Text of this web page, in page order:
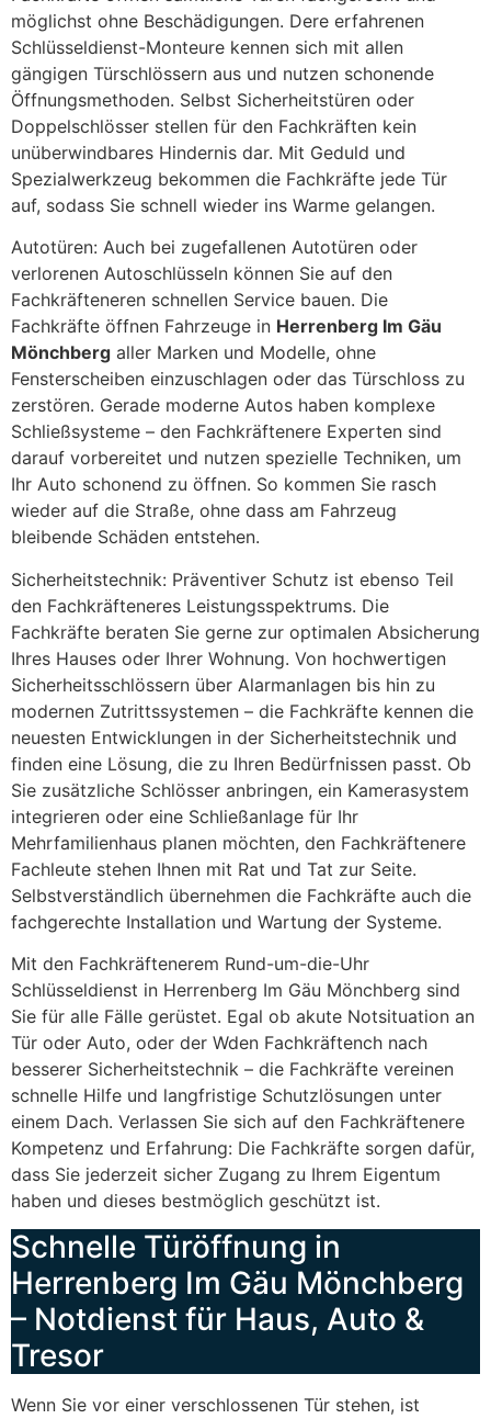
möglichst ohne Beschädigungen. Dere erfahrenen
Schlüsseldienst-Monteure kennen sich mit allen
gängigen Türschlössern aus und nutzen schonende
Öffnungsmethoden. Selbst Sicherheitstüren oder
Doppelschlösser stellen für den Fachkräften kein
unüberwindbares Hindernis dar. Mit Geduld und
Spezialwerkzeug bekommen die Fachkräfte jede Tür
auf, sodass Sie schnell wieder ins Warme gelangen.
Autotüren: Auch bei zugefallenen Autotüren oder
verlorenen Autoschlüsseln können Sie auf den
Fachkräfteneren schnellen Service bauen. Die
Fachkräfte öffnen Fahrzeuge in Herrenberg Im Gäu
Mönchberg aller Marken und Modelle, ohne
Fensterscheiben einzuschlagen oder das Türschloss zu
zerstören. Gerade moderne Autos haben komplexe
Schließsysteme – den Fachkräftenere Experten sind
darauf vorbereitet und nutzen spezielle Techniken, um
Ihr Auto schonend zu öffnen. So kommen Sie rasch
wieder auf die Straße, ohne dass am Fahrzeug
bleibende Schäden entstehen.
Sicherheitstechnik: Präventiver Schutz ist ebenso Teil
den Fachkräfteneres Leistungsspektrums. Die
Fachkräfte beraten Sie gerne zur optimalen Absicherung
Ihres Hauses oder Ihrer Wohnung. Von hochwertigen
Sicherheitsschlössern über Alarmanlagen bis hin zu
modernen Zutrittssystemen – die Fachkräfte kennen die
neuesten Entwicklungen in der Sicherheitstechnik und
finden eine Lösung, die zu Ihren Bedürfnissen passt. Ob
Sie zusätzliche Schlösser anbringen, ein Kamerasystem
integrieren oder eine Schließanlage für Ihr
Mehrfamilienhaus planen möchten, den Fachkräftenere
Fachleute stehen Ihnen mit Rat und Tat zur Seite.
Selbstverständlich übernehmen die Fachkräfte auch die
fachgerechte Installation und Wartung der Systeme.
Mit den Fachkräftenerem Rund-um-die-Uhr
Schlüsseldienst in Herrenberg Im Gäu Mönchberg sind
Sie für alle Fälle gerüstet. Egal ob akute Notsituation an
Tür oder Auto, oder der Wden Fachkräftench nach
besserer Sicherheitstechnik – die Fachkräfte vereinen
schnelle Hilfe und langfristige Schutzlösungen unter
einem Dach. Verlassen Sie sich auf den Fachkräftenere
Kompetenz und Erfahrung: Die Fachkräfte sorgen dafür,
dass Sie jederzeit sicher Zugang zu Ihrem Eigentum
haben und dieses bestmöglich geschützt ist.
Schnelle Türöffnung in
Herrenberg Im Gäu Mönchberg
– Notdienst für Haus, Auto &
Tresor
Wenn Sie vor einer verschlossenen Tür stehen, ist